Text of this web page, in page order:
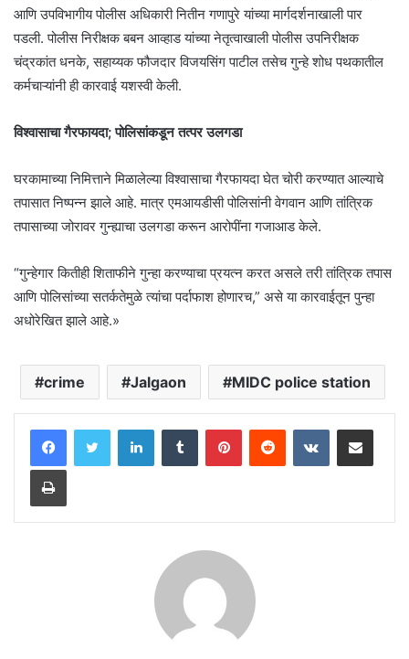
आणि उपविभागीय पोलीस अधिकारी नितीन गणापुरे यांच्या मार्गदर्शनाखाली पार
पडली. पोलीस निरीक्षक बबन आव्हाड यांच्या नेतृत्वाखाली पोलीस उपनिरीक्षक
चंद्रकांत धनके, सहाय्यक फौजदार विजयसिंग पाटील तसेच गुन्हे शोध पथकातील
कर्मचाऱ्यांनी ही कारवाई यशस्वी केली.
विश्वासाचा गैरफायदा; पोलिसांकडून तत्पर उलगडा
घरकामाच्या निमित्ताने मिळालेल्या विश्वासाचा गैरफायदा घेत चोरी करण्यात आल्याचे
तपासात निष्पन्न झाले आहे. मात्र एमआयडीसी पोलिसांनी वेगवान आणि तांत्रिक
तपासाच्या जोरावर गुन्ह्याचा उलगडा करून आरोपींना गजाआड केले.
“गुन्हेगार कितीही शिताफीने गुन्हा करण्याचा प्रयत्न करत असले तरी तांत्रिक तपास
आणि पोलिसांच्या सतर्कतेमुळे त्यांचा पर्दाफाश होणारच,” असे या कारवाईतून पुन्हा
अधोरेखित झाले आहे.»
crime Jalgaon MIDC police station
LinkedInTumblr PinterestReddit VKontakteShare via Email
Print